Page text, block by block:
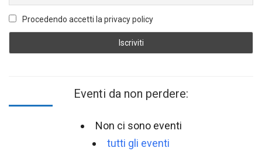
Procedendo accetti la privacy policy
Eventi da non perdere:
Non ci sono eventi
tutti gli eventi